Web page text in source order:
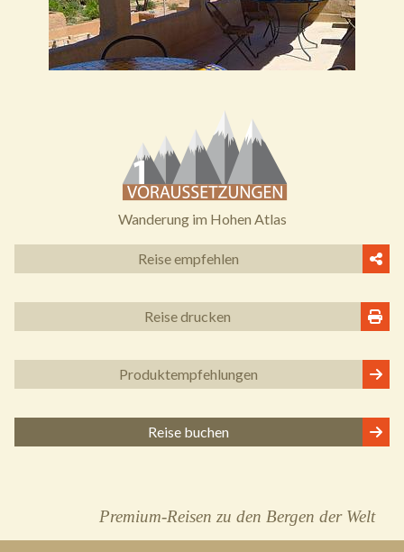
Wanderung im Hohen Atlas
Reise empfehlen
Reise drucken
Produktempfehlungen
Reise buchen
Premium-Reisen zu den Bergen der Welt